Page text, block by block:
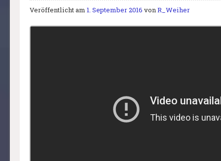
Veröffentlicht am 1. September 2016 vonR_Weiher